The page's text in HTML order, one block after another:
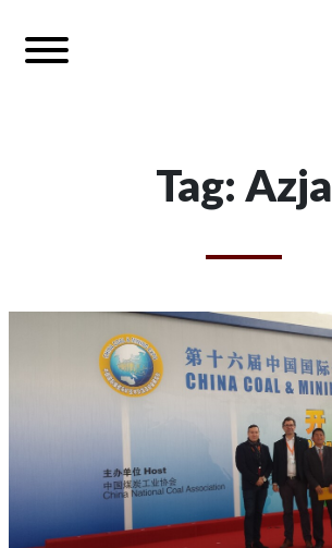
Tag: Azja